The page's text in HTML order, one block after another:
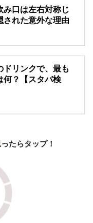
み口は左右対称じ
された意外な理由
ドリンクで、最も
何？【スタバ検
たらタップ！